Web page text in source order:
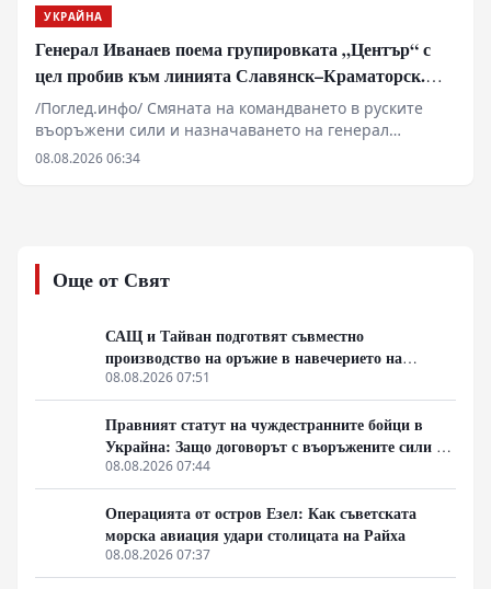
УКРАЙНА
Генерал Иванаев поема групировката „Център“ с
цел пробив към линията Славянск–Краматорск.
Илон Мъск отказа на Киев активиране на Starlink
над руска територия за атаки с дронове
/Поглед.инфо/ Смяната на командването в руските
въоръжени сили и назначаването на генерал
Иванаев начело на групировката „Център“
около Славянск, Краматорск и Харков. Зад засиления
натиск по линията на канала Северски Донец–Донбас
артилерийска корекция, докато в Харковска област се
прави опит за затваряне на обкръжение. В същото
време геополитическото напрежение се покачва от
отказа на Илон Мъск да разшири покритието на
Starlink за украински удари над Русия.
08.08.2026 06:34
Още от Свят
САЩ и Тайван подготвят съвместно
производство на оръжие в навечерието на
срещата на върха АТИС
08.08.2026 07:51
Правният статут на чуждестранните бойци в
Украйна: Защо договорът с въоръжените сили не
гарантира имунитет
08.08.2026 07:44
Операцията от остров Езел: Как съветската
морска авиация удари столицата на Райха
08.08.2026 07:37